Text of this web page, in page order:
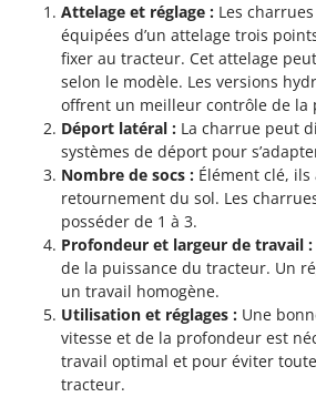
Attelage et réglage : Les
équipées d’un attelage trois
fixer au tracteur. Cet attelage
selon le modèle. Les versions
offrent un meilleur contrôle de la
Déport latéral : La charrue peut
systèmes de déport pour
Nombre de socs : Élément clé,
retournement du sol. Les
posséder de 1 à 3.
Profondeur et largeur de travail :
de la puissance du tracteur. Un
un travail homogène.
Utilisation et réglages : Une
vitesse et de la profondeur est
travail optimal et pour éviter
tracteur.